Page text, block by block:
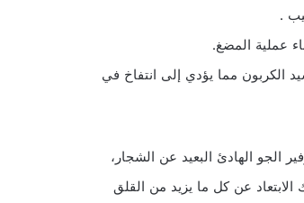
عملية المضغ.
الكربون مما يؤدي إلى انتفاخ في
الجو الهادئ البعيد عن الشجار،
الابتعاد عن كل ما يزيد من القلق